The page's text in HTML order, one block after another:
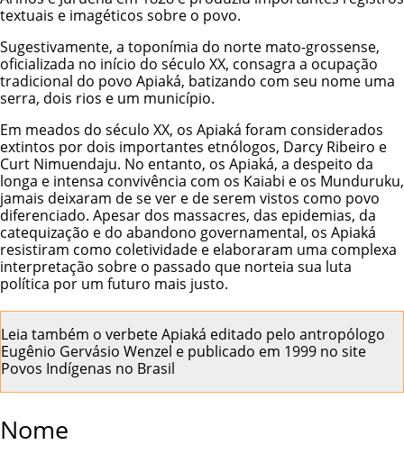
textuais e imagéticos sobre o povo.
Sugestivamente, a toponímia do norte mato-grossense,
oficializada no início do século XX, consagra a ocupação
tradicional do povo Apiaká, batizando com seu nome uma
serra, dois rios e um município.
Em meados do século XX, os Apiaká foram considerados
extintos por dois importantes etnólogos, Darcy Ribeiro e
Curt Nimuendaju. No entanto, os Apiaká, a despeito da
longa e intensa convivência com os Kaiabi e os Munduruku,
jamais deixaram de se ver e de serem vistos como povo
diferenciado. Apesar dos massacres, das epidemias, da
catequização e do abandono governamental, os Apiaká
resistiram como coletividade e elaboraram uma complexa
interpretação sobre o passado que norteia sua luta
política por um futuro mais justo.
Leia também o verbete Apiaká editado pelo antropólogo
Eugênio Gervásio Wenzel e publicado em 1999 no site
Povos Indígenas no Brasil
Nome